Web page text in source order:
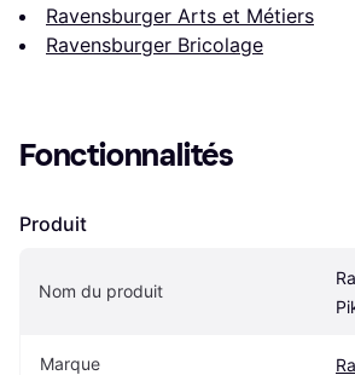
Ravensburger Arts et Métiers
Ravensburger Bricolage
Fonctionnalités
Produit
Nom du produit
Marque